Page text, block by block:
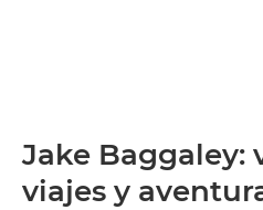
Jake Baggaley:
viajes y